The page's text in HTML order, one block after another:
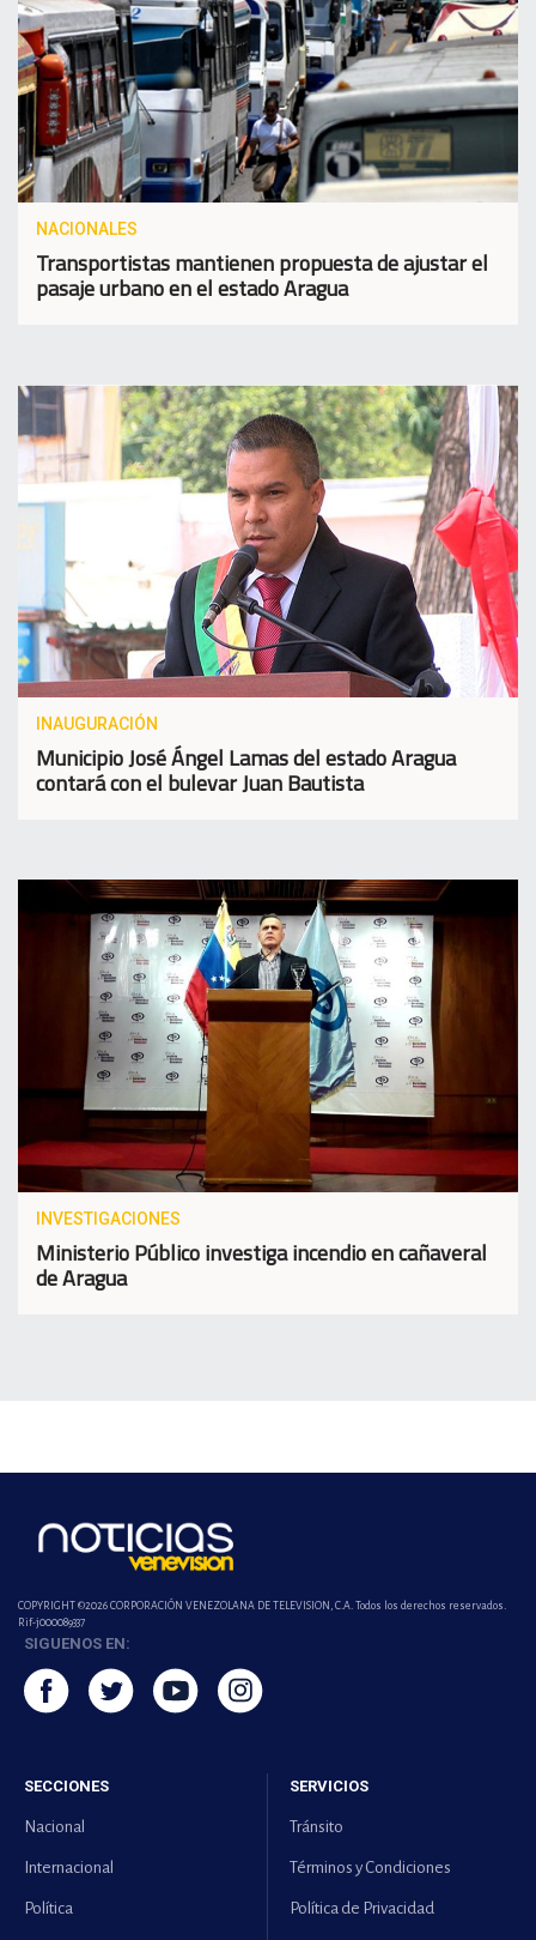
NACIONALES
Transportistas mantienen propuesta de ajustar el
pasaje urbano en el estado Aragua
INAUGURACIÓN
Municipio José Ángel Lamas del estado Aragua
contará con el bulevar Juan Bautista
INVESTIGACIONES
Ministerio Público investiga incendio en cañaveral
de Aragua
COPYRIGHT ©2026 CORPORACIÓN VENEZOLANA DE TELEVISION, C.A. Todos los derechos reservados.
Rif-j000089337
SIGUENOS EN:
SECCIONES
Nacional
Internacional
Política
SERVICIOS
Tránsito
Términos y Condiciones
Política de Privacidad